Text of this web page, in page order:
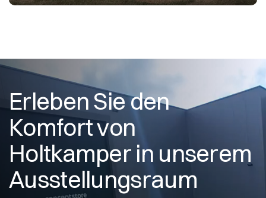
Erleben Sie den
Komfort von
Holtkamper in unserem
Ausstellungsraum